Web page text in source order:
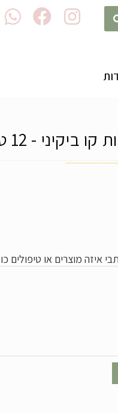
- 12 טיפולים
איזה מוצרים או טיפולים